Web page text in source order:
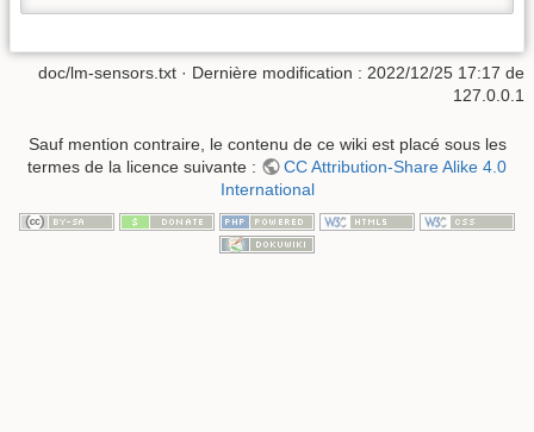
doc/lm-sensors.txt · Dernière modification : 2022/12/25 17:17 de
127.0.0.1
Sauf mention contraire, le contenu de ce wiki est placé sous les
termes de la licence suivante :
CC Attribution-Share Alike 4.0
International